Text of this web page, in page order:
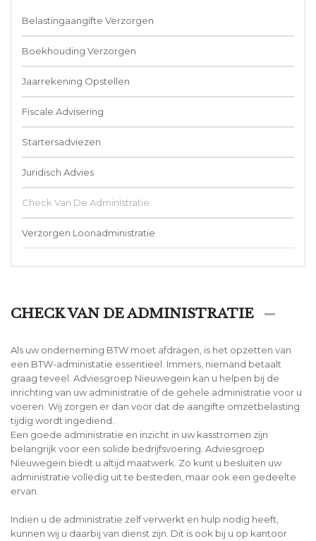
Belastingaangifte Verzorgen
Boekhouding Verzorgen
Jaarrekening Opstellen
Fiscale Advisering
Startersadviezen
Juridisch Advies
Check Van De Administratie
Verzorgen Loonadministratie
CHECK VAN DE ADMINISTRATIE
Als uw onderneming BTW moet afdragen, is het opzetten van
een BTW-administatie essentieel. Immers, niemand betaalt
graag teveel. Adviesgroep Nieuwegein kan u helpen bij de
inrichting van uw administratie of de gehele administratie voor u
voeren. Wij zorgen er dan voor dat de aangifte omzetbelasting
tijdig wordt ingediend.
Een goede administratie en inzicht in uw kasstromen zijn
belangrijk voor een solide bedrijfsvoering. Adviesgroep
Nieuwegein biedt u altijd maatwerk. Zo kunt u besluiten uw
administratie volledig uit te besteden, maar ook een gedeelte
ervan.
Indien u de administratie zelf verwerkt en hulp nodig heeft,
kunnen wij u daarbij van dienst zijn. Dit is ook bij u op kantoor